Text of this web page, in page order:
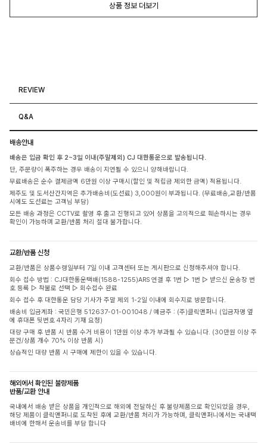
상품 정보 더보기
REVIEW
Q&A
배송안내
배송은 입금 확인 후 2~3일 이내(주말제외) CJ 대한통운으로 발송됩니다.
단, 주문량이 폭주하는 경우 배송이 지연될 수 있으니 양해바랍니다.
무료배송은 순수 결제금액 6만원 이상 구매시(할인 및 적립금 제외한 금액) 적용됩니다.
제주도 및 도서산간지역은 추가배송비(도선료) 3,000원이 부과됩니다. (무료배송,교환/반품
시에도 도선료는 고객님 부담)
모든 배송 과정은 CCTV로 촬영 후 출고 진행되고 있어 상품을 고의적으로 훼손하시는 경우
확인이 가능하며 교환/반품 처리 절대 불가합니다.
교환/반품 신청
교환/반품은 상품수령일부터 7일 이내 고객센터 또는 게시판으로 신청해주셔야 합니다.
회수 접수 방법 : CJ대한통운택배(1588-1255)ARS 연결 후 1번 ▷ 1번 ▷ 받으신 운송장 번
호 등록 ▷ 착불로 선택 ▷ 회수접수 완료
회수 접수 후 대한통운 담당 기사가 주말 제외 1-2일 이내에 회수지로 방문합니다.
배송비 입금계좌 : 국민은행 512637-01-001048 / 예금주 : (주)클릭앤퍼니 (입금자명 옆
에 휴대폰 뒷번호 4자리 기재 요청)
대량 구매 후 반품 시 반품 수거 비용이 1만원 이상 추가 부과될 수 있습니다. (30만원 이상 주
문건/상품 개수 70% 이상 반품 시)
상습적인 대량 반품 시 구매에 제한이 있을 수 있습니다.
해외에서 확인된 불량제품
반품/교환 안내
국내에서 배송 받은 상품을 개인적으로 해외에 전달하신 후 불량제품으로 확인되었을 경우,
해당 제품이 클릭앤퍼니로 도착된 후에 교환/반품 처리가 가능하며, 클릭앤퍼니에서는 국내택
배비에 한해서 운송비를 부담 합니다